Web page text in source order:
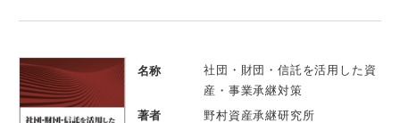
名称
社団・財団・信託を活用した資
産・事業承継対策
著者
野村資産承継研究所